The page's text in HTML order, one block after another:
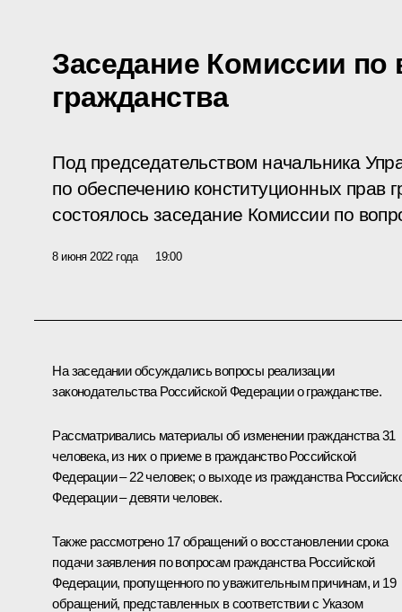
Заседание Комиссии по
гражданства
Под председательством начальника
по обеспечению конституционных прав
состоялось заседание Комиссии по
8 июня 2022 года 19:00
На заседании обсуждались вопросы реализации
законодательства Российской Федерации о гражданстве.
Рассматривались материалы об изменении гражданства 31
человека, из них о приеме в гражданство Российской
Федерации – 22 человек; о выходе из гражданства
Федерации – девяти человек.
Также рассмотрено 17 обращений о восстановлении срока
подачи заявления по вопросам гражданства Российской
Федерации, пропущенного по уважительным причинам, и 19
обращений, представленных в соответствии с Указом